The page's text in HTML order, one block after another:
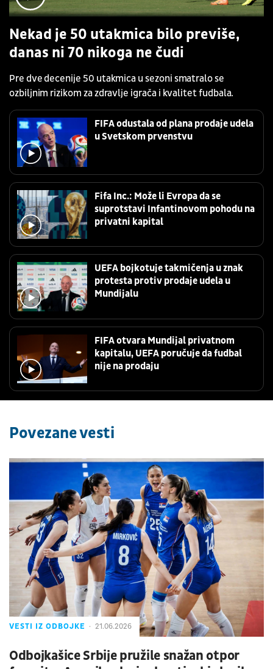
Nekad je 50 utakmica bilo previše,
danas ni 70 nikoga ne čudi
Pre dve decenije 50 utakmica u sezoni smatralo se
ozbiljnim rizikom za zdravlje igrača i kvalitet fudbala.
FIFA odustala od plana prodaje udela
u Svetskom prvenstvu
Fifa Inc.: Može li Evropa da se
suprotstavi Infantinovom pohodu na
privatni kapital
UEFA bojkotuje takmičenja u znak
protesta protiv prodaje udela u
Mundijalu
FIFA otvara Mundijal privatnom
kapitalu, UEFA poručuje da fudbal
nije na prodaju
Povezane vesti
VESTI IZ ODBOJKE 21.06.2026
Odbojkašice Srbije pružile snažan otpor